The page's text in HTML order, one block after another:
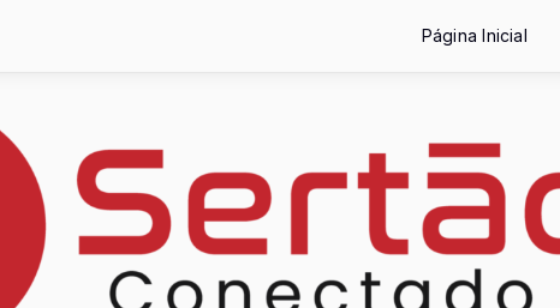
Página Inicial